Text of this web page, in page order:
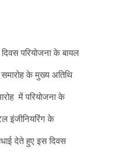
परियोजना के बायल
के मुख्य अतिथि
में परियोजना के
इंजीनियरिंग के
देते हुए इस दिवस